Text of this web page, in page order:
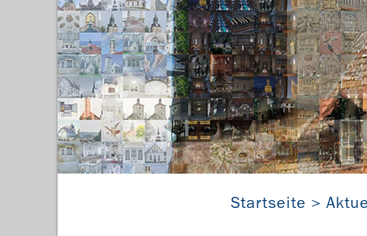
St. Maria Magdalena
Startseite